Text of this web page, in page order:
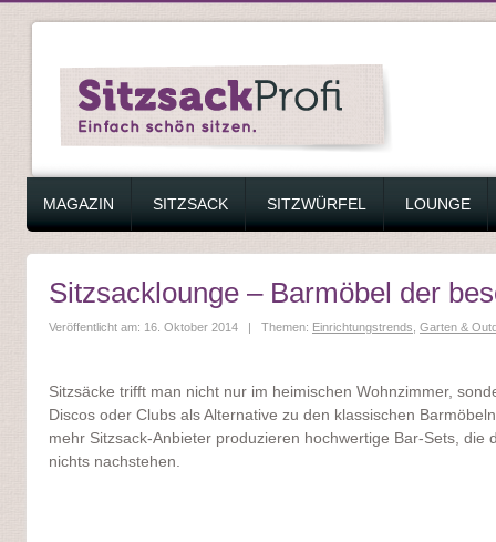
ZUM INHALT SPRINGEN
MAGAZIN SITZSACK SITZWÜRFEL LOUNGE
Sitzsacklounge – Barmöbel der
Veröffentlicht am: 16. Oktober 2014 | Themen: Einrichtungstrends Garten &
Sitzsäcke trifft man nicht nur im heimischen Wohnzimmer,
Discos oder Clubs als Alternative zu den klassischen
mehr Sitzsack-Anbieter produzieren hochwertige Bar-Sets, die
nichts nachstehen.